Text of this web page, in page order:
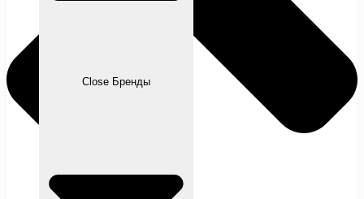
Close Бренды